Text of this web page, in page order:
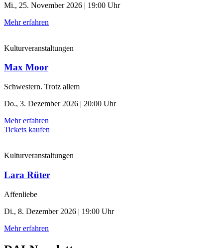
Mi., 25. November 2026 | 19:00 Uhr
Mehr erfahren
Kulturveranstaltungen
Max Moor
Schwestern. Trotz allem
Do., 3. Dezember 2026 | 20:00 Uhr
Mehr erfahren
Tickets kaufen
Kulturveranstaltungen
Lara Rüter
Affenliebe
Di., 8. Dezember 2026 | 19:00 Uhr
Mehr erfahren